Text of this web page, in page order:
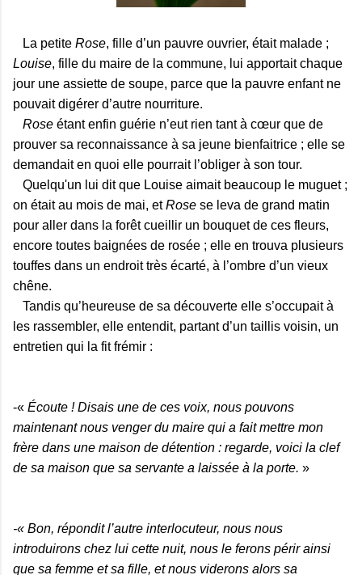
La petite Rose, fille d’un pauvre ouvrier, était malade ;
Louise, fille du maire de la commune, lui apportait chaque
jour une assiette de soupe, parce que la pauvre enfant ne
pouvait digérer d’autre nourriture.
Rose étant enfin guérie n’eut rien tant à cœur que de
prouver sa reconnaissance à sa jeune bienfaitrice ; elle se
demandait en quoi elle pourrait l’obliger à son tour.
Quelqu'un lui dit que Louise aimait beaucoup le muguet ;
on était au mois de mai, etRose se leva de grand matin
pour aller dans la forêt cueillir un bouquet de ces fleurs,
encore toutes baignées de rosée ; elle en trouva plusieurs
touffes dans un endroit très écarté, à l’ombre d’un vieux
chêne.
Tandis qu’heureuse de sa découverte elle s’occupait à
les rassembler, elle entendit, partant d’un taillis voisin, un
entretien qui la fit frémir :
-« Écoute ! Disais une de ces voix, nous pouvons
maintenant nous venger du maire qui a fait mettre mon
frère dans une maison de détention : regarde, voici la clef
de sa maison que sa servante a laissée à la porte. »
-« Bon, répondit l’autre interlocuteur, nous nous
introduirons chez lui cette nuit, nous le ferons périr ainsi
que sa femme et sa fille, et nous viderons alors sa